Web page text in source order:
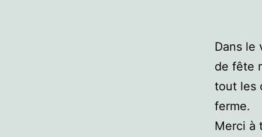
Dans le
de fête
tout les
ferme.
Merci à